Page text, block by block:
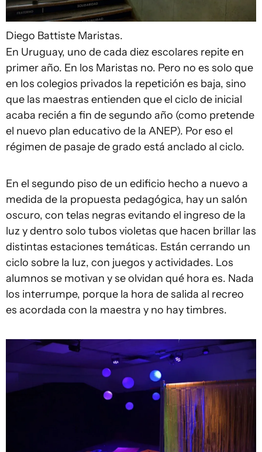
Diego Battiste Maristas.
En Uruguay, uno de cada diez escolares repite en
primer año. En los Maristas no. Pero no es solo que
en los colegios privados la repetición es baja, sino
que las maestras entienden que el ciclo de inicial
acaba recién a fin de segundo año (como pretende
el nuevo plan educativo de la ANEP). Por eso el
régimen de pasaje de grado está anclado al ciclo.
En el segundo piso de un edificio hecho a nuevo a
medida de la propuesta pedagógica, hay un salón
oscuro, con telas negras evitando el ingreso de la
luz y dentro solo tubos violetas que hacen brillar las
distintas estaciones temáticas. Están cerrando un
ciclo sobre la luz, con juegos y actividades. Los
alumnos se motivan y se olvidan qué hora es. Nada
los interrumpe, porque la hora de salida al recreo
es acordada con la maestra y no hay timbres.